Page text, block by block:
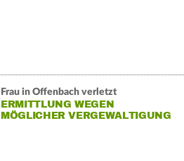
Frau in Offenbach verletzt
ERMITTLUNG WEGEN
MÖGLICHER VERGEWALTIGUNG